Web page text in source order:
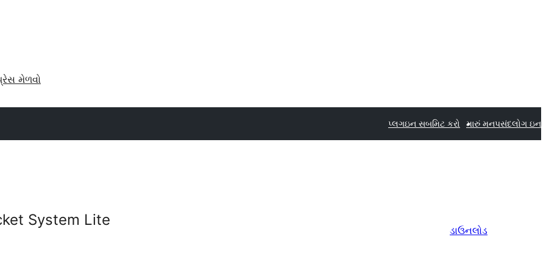
મેળવો
પ્લગઇન સબમિટ કરો મારું મનપસંદલોગ ઇન
System Lite
ડાઉનલોડ